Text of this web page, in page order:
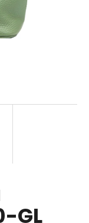
GL